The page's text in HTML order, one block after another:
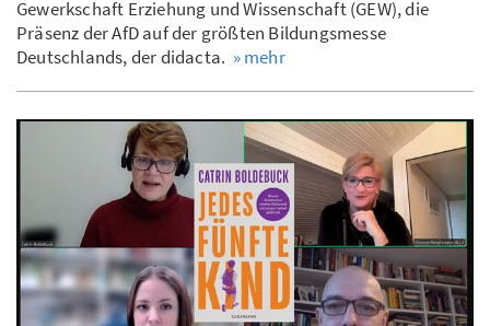
Gewerkschaft Erziehung und Wissenschaft (GEW), die
Präsenz der AfD auf der größten Bildungsmesse
Deutschlands, der didacta. » mehr